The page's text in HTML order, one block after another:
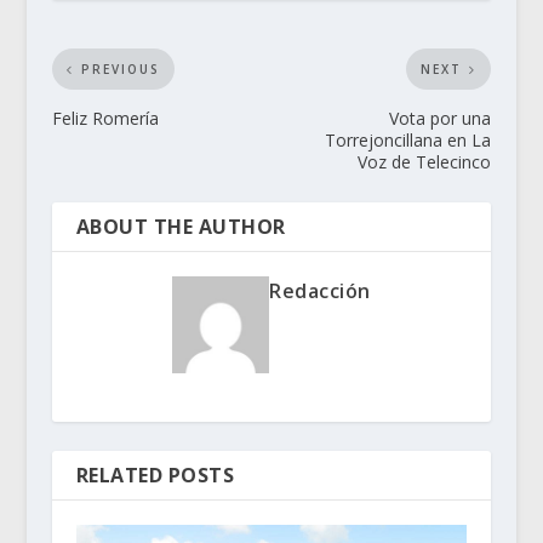
PREVIOUS
Feliz Romería
NEXT
Vota por una
Torrejoncillana en La
Voz de Telecinco
ABOUT THE AUTHOR
Redacción
RELATED POSTS